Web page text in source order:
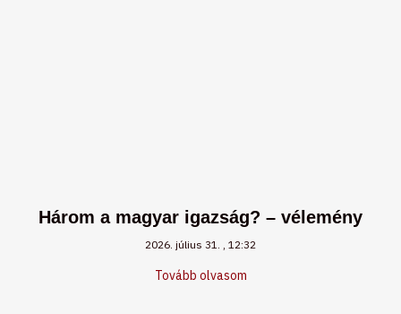
Három a magyar igazság? – vélemény
2026. július 31. 12:32
Tovább olvasom